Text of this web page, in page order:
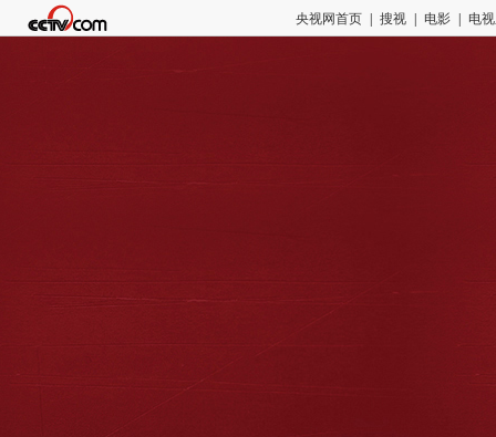
央视网首页 搜视 电影 电